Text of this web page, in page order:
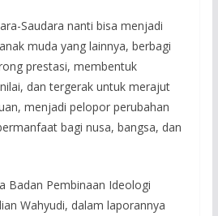
Saudara nanti bisa menjadi
muda yang lainnya, berbagi
prestasi, membentuk
dan tergerak untuk merajut
menjadi pelopor perubahan
bagi nusa, bangsa, dan
Badan Pembinaan Ideologi
Wahyudi, dalam laporannya